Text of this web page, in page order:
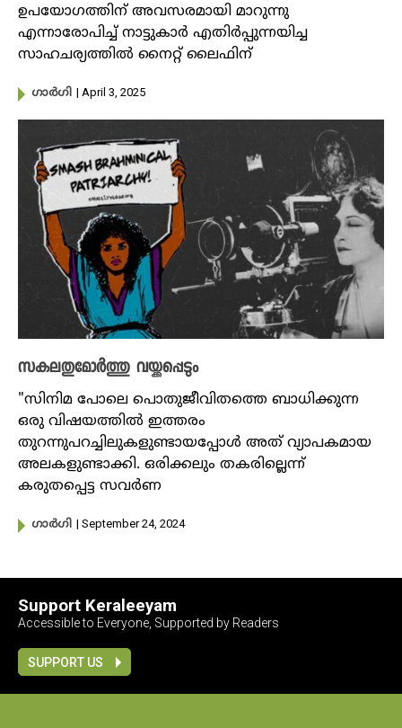
ഉപയോ​​ഗത്തിന് അവസരമായി മാറുന്നു
എന്നാരോപിച്ച് നാട്ടുകാർ എതിർപ്പുന്നയിച്ച
സാഹചര്യത്തിൽ നൈറ്റ് ലൈഫിന്
​ഗാർ​ഗി | April 3, 2025
സകലതുമോര്‍ത്തു വയ്ക്കപ്പെടും
"സിനിമ പോലെ പൊതുജീവിതത്തെ ബാധിക്കുന്ന
ഒരു വിഷയത്തില്‍ ഇത്തരം
തുറന്നുപറച്ചിലുകളുണ്ടായപ്പോള്‍ അത് വ്യാപകമായ
അലകളുണ്ടാക്കി. ഒരിക്കലും തകരില്ലെന്ന്
കരുതപ്പെട്ട സവര്‍ണ
​ഗാർ​ഗി | September 24, 2024
Support Keraleeyam
Accessible to Everyone, Supported by Readers
SUPPORT US